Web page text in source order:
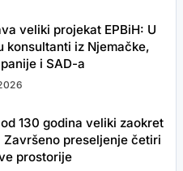
veliki projekat EPBiH: U
konsultanti iz Njemačke,
i SAD-a
130 godina veliki zaokret
Završeno preseljenje četiri
prostorije